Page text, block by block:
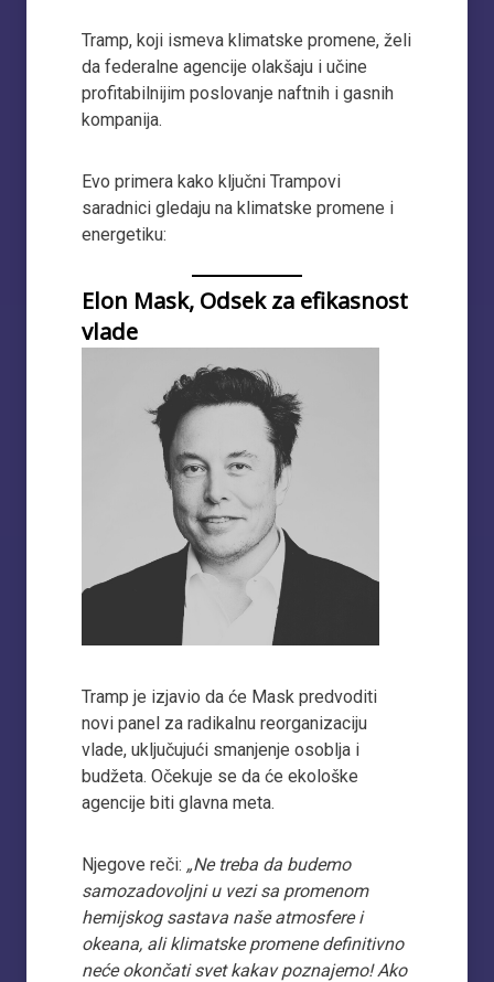
Tramp, koji ismeva klimatske promene, želi
da federalne agencije olakšaju i učine
profitabilnijim poslovanje naftnih i gasnih
kompanija.
Evo primera kako ključni Trampovi
saradnici gledaju na klimatske promene i
energetiku:
Elon Mask, Odsek za efikasnost
vlade
Tramp je izjavio da će Mask predvoditi
novi panel za radikalnu reorganizaciju
vlade, uključujući smanjenje osoblja i
budžeta. Očekuje se da će ekološke
agencije biti glavna meta.
Njegove reči: „Ne treba da budemo
samozadovoljni u vezi sa promenom
hemijskog sastava naše atmosfere i
okeana, ali klimatske promene definitivno
neće okončati svet kakav poznajemo! Ako